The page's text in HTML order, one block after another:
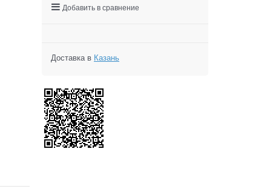
Добавить в сравнение
Доставка в Казань